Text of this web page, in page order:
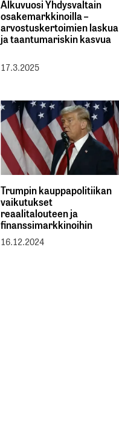
Alkuvuosi Yhdysvaltain
osakemarkkinoilla –
arvostuskertoimien laskua
ja taantumariskin kasvua
17.3.2025
Trumpin kauppapolitiikan
vaikutukset
reaalitalouteen ja
finanssimarkkinoihin
16.12.2024